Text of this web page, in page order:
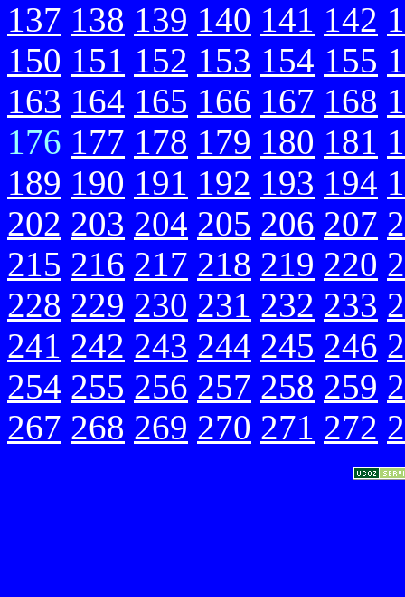
137 138 139 140 141 142
150 151 152 153 154 155
163 164 165 166 167 168
176 177 178 179 180 181
189 190 191 192 193 194
202 203 204 205 206 207
215 216 217 218 219 220
228 229 230 231 232 233
241 242 243 244 245 246
254 255 256 257 258 259
267 268 269 270 271 272